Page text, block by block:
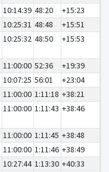
10:14:39 48:20
+15:23
10:25:31 48:48
+15:51
10:25:32 48:50 +15:53
11:00:00 52:36
+19:39
10:07:25 56:01
+23:04
11:00:00 1:11:18 +38:21
11:00:00 1:11:43 +38:46
11:00:00 1:11:45 +38:48
11:00:00 1:11:46 +38:49
10:27:44 1:13:30 +40:33